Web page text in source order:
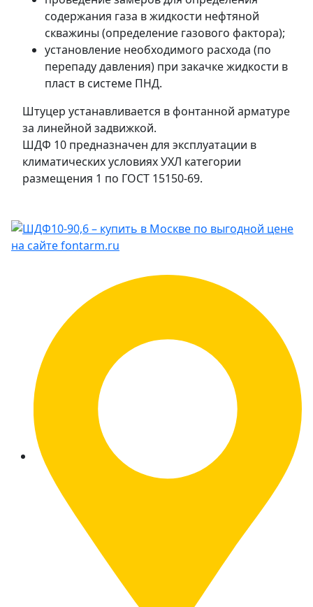
содержания газа в жидкости нефтяной
скважины (определение газового фактора);
установление необходимого расхода (по
перепаду давления) при закачке жидкости в
пласт в системе ПНД.
Штуцер устанавливается в фонтанной арматуре
за линейной задвижкой.
ШДФ 10 предназначен для эксплуатации в
климатических условиях УХЛ категории
размещения 1 по ГОСТ 15150-69.